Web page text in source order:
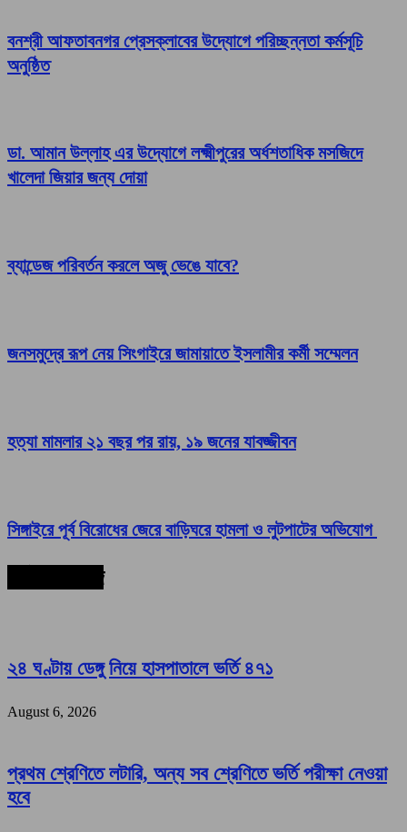
বনশ্রী আফতাবনগর প্রেসক্লাবের উদ্যোগে পরিচ্ছন্নতা কর্মসূচি
অনুষ্ঠিত
ডা. আমান উল্লাহ এর উদ্যোগে লক্ষ্মীপুরের অর্ধশতাধিক মসজিদে
খালেদা জিয়ার জন্য দোয়া
ব্যান্ডেজ পরিবর্তন করলে অজু ভেঙে যাবে?
জনসমুদ্রে রূপ নেয় সিংগাইরে জামায়াতে ইসলামীর কর্মী সম্মেলন
হত্যা মামলার ২১ বছর পর রায়, ১৯ জনের যাবজ্জীবন
সিঙ্গাইরে পূর্ব বিরোধের জেরে বাড়িঘরে হামলা ও লুটপাটের অভিযোগ
২৪ ঘণ্টায় ডেঙ্গু নিয়ে হাসপাতালে ভর্তি ৪৭১
August 6, 2026
প্রথম শ্রেণিতে লটারি, অন্য সব শ্রেণিতে ভর্তি পরীক্ষা নেওয়া
হবে